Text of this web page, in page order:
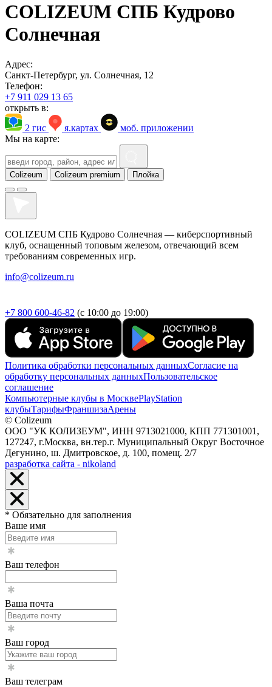
COLIZEUM СПБ Кудрово
Солнечная
Адрес:
Санкт-Петербург, ул. Солнечная, 12
Телефон:
+7 911 029 13 65
открыть в:
2 гис
я.картах
моб. приложении
Мы на карте:
Colizeum Colizeum premium Плойка
COLIZEUM СПБ Кудрово Солнечная — киберспортивный
клуб, оснащенный топовым железом, отвечающий всем
требованиям современных игр.
info@colizeum.ru
+7 800 600-46-82 (с 10:00 до 19:00)
Политика обработки персональных данныхСогласие на
обработку персональных данныхПользовательское
соглашение
Компьютерные клубы в МосквеPlayStation
клубыТарифыФраншизаАрены
© Colizeum
ООО "УК КОЛИЗЕУМ", ИНН 9713021000, КПП 771301001,
127247, г.Москва, вн.тер.г. Муниципальный Округ Восточное
Дегунино, ш. Дмитровское, д. 100, помещ. 2/7
разработка сайта - nikoland
* Обязательно для заполнения
Ваше имя
Ваш телефон
Ваша почта
Ваш город
Ваш телеграм